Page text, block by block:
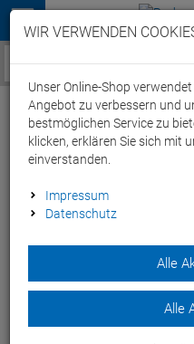
Menü
Arena Team Damen
olive
Die Arena Team Damen
bequeme, schmal
WIR VERWENDEN
Unser Online-Shop
Angebot zu verbessern und
bestmöglichen Service zu
klicken, erklären Sie sich mit
einverstanden.
Impressum
Datenschutz
Alle
Alle